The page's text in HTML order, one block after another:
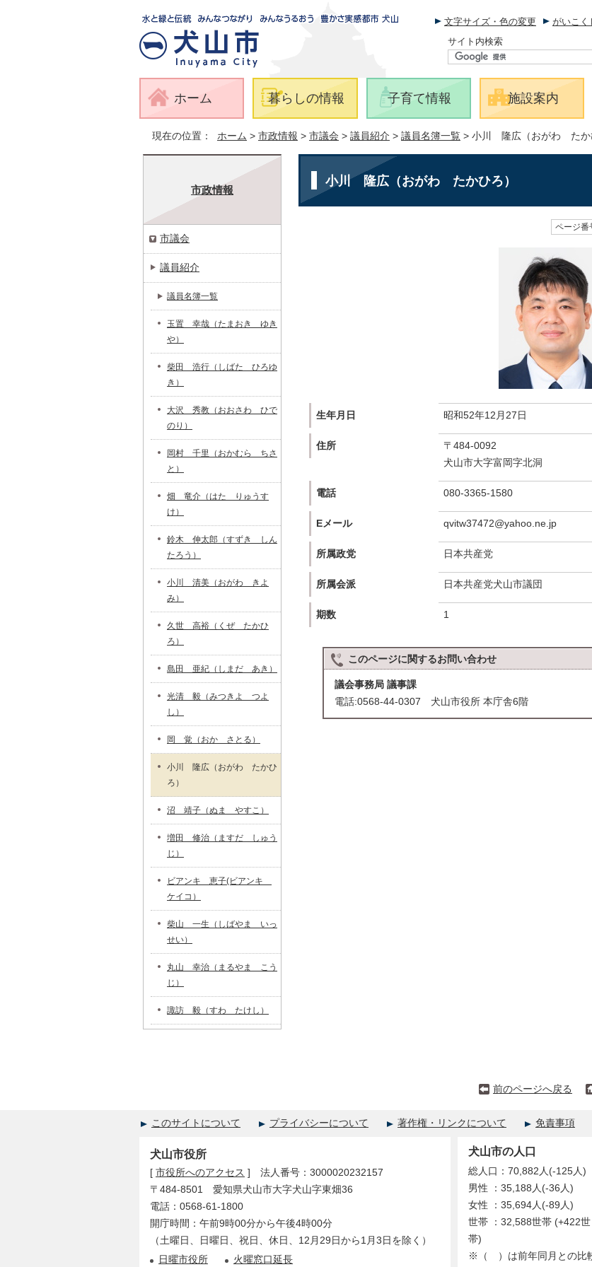
文字サイズ・色の変更 がいこく
サイト内検索
ホーム 暮らしの情報 子育て情報 施設案内
現在の位置： ホーム > 市政情報 > 市議会 > 議員紹介 > 議員名簿一覧 > 小川 隆広（おがわ たか
小川 隆広（おがわ たかひろ）
ページ番
生年月日 昭和52年12月27日
住所
〒484-0092
犬山市大字富岡字北洞
電話 080-3365-1580
Eメール qvitw37472@yahoo.ne.jp
所属政党 日本共産党
所属会派 日本共産党犬山市議団
期数 1
このページに関するお問い合わせ
議会事務局 議事課
電話:0568-44-0307 犬山市役所 本庁舎6階
市政情報
市議会
議員紹介
議員名簿一覧
玉置 幸哉（たまおき ゆき
や）
柴田 浩行（しばた ひろゆ
き）
大沢 秀教（おおさわ ひで
のり）
岡村 千里（おかむら ちさ
と）
畑 竜介（はた りゅうす
け）
鈴木 伸太郎（すずき しん
たろう）
小川 清美（おがわ きよ
み）
久世 高裕（くぜ たかひ
ろ）
島田 亜紀（しまだ あき）
光清 毅（みつきよ つよ
し）
岡 覚（おか さとる）
小川 隆広（おがわ たかひ
ろ）
沼 靖子（ぬま やすこ）
増田 修治（ますだ しゅう
じ）
ビアンキ 恵子(ビアンキ
ケイコ）
柴山 一生（しばやま いっ
せい）
丸山 幸治（まるやま こう
じ）
諏訪 毅（すわ たけし）
前のページへ戻る
このサイトについて プライバシーについて 著作権・リンクについて 免責事項
犬山市役所
[ 市役所へのアクセス ] 法人番号：3000020232157
〒484-8501 愛知県犬山市大字犬山字東畑36
電話：0568-61-1800
開庁時間：午前9時00分から午後4時00分
（土曜日、日曜日、祝日、休日、12月29日から1月3日を除く）
日曜市役所
火曜窓口延長
犬山市の人口
総人口：70,882人(-125人)
男性 ：35,188人(-36人)
女性 ：35,694人(-89人)
世帯 ：32,588世帯 (+422世
帯)
※（ ）は前年同月との比